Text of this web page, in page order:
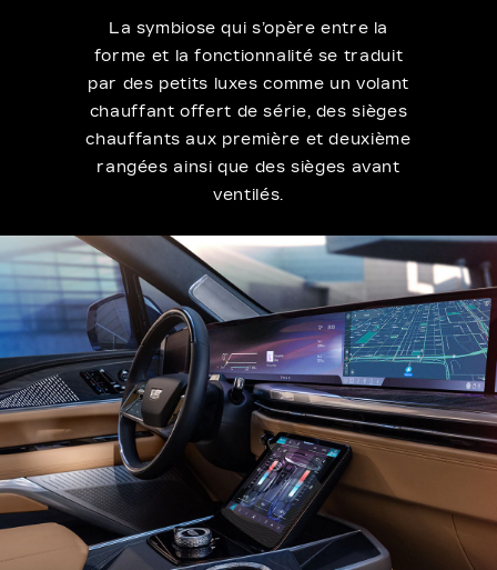
La symbiose qui s’opère entre la
forme et la fonctionnalité se traduit
par des petits luxes comme un volant
chauffant offert de série, des sièges
chauffants aux première et deuxième
rangées ainsi que des sièges avant
ventilés.